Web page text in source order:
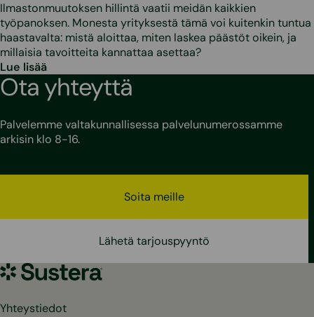
Ilmastonmuutoksen hillintä vaatii meidän kaikkien
työpanoksen. Monesta yrityksestä tämä voi kuitenkin tuntua
haastavalta: mistä aloittaa, miten laskea päästöt oikein, ja
millaisia tavoitteita kannattaa asettaa?
Lue lisää
Ota yhteyttä
Palvelemme valtakunnallisessa palvelunumerossamme
arkisin klo 8-16.
Soita meille
Lähetä tarjouspyyntö
Sustera
Yhteystiedot